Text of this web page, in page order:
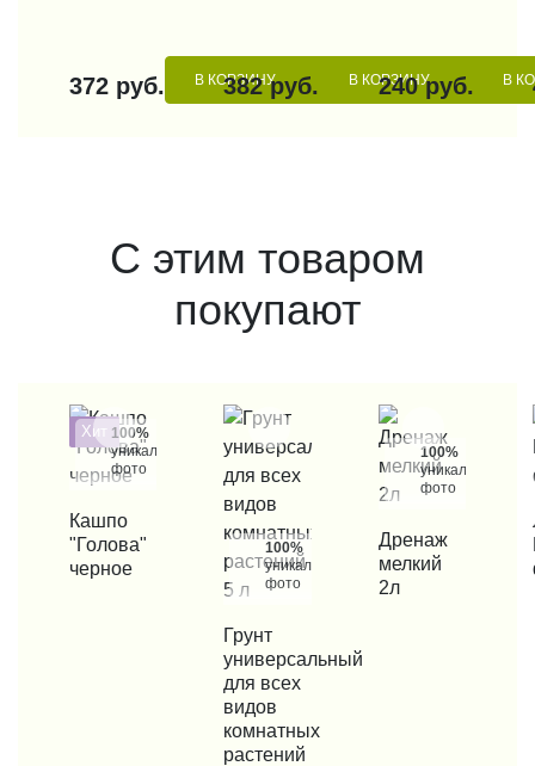
372 руб. В КОРЗИНУ
382 руб. В КОРЗИНУ
240 руб. В
С этим товаром
покупают
Хит 100%
уникальные
фото
КУПИТЬ В 1 КЛИК
Кашпо
"Голова"
черное
100%
уникальные
фото
КУПИТЬ В 1 КЛИК
Грунт
универсальный
для всех
видов
комнатных
растений
100%
уникальные
фото
КУПИТЬ В 1 КЛИК
Дренаж
мелкий
2л